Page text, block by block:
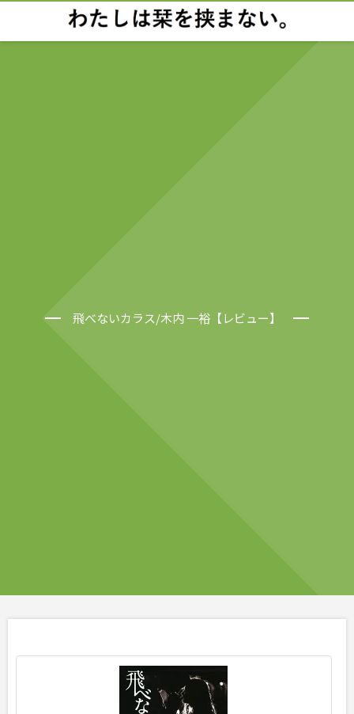
飛べないカラス/木内 一裕【レビュー】